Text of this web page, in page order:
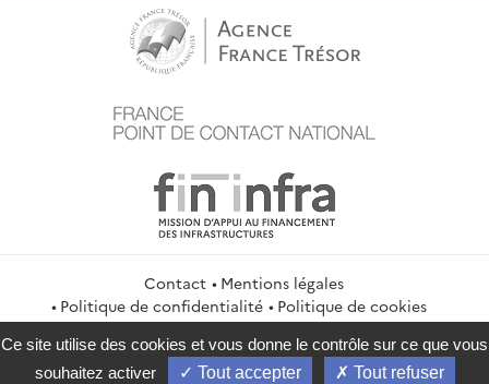
Contact
Mentions légales
Politique de confidentialité
Politique de cookies
Gestion des cookies
Flux RSS
service-public.gouv.fr
legifrance.gouv.fr
info.gouv.fr
Ce site utilise des cookies et vous donne le contrôle sur ce que vous
souhaitez activer
Tout accepter Tout refuser